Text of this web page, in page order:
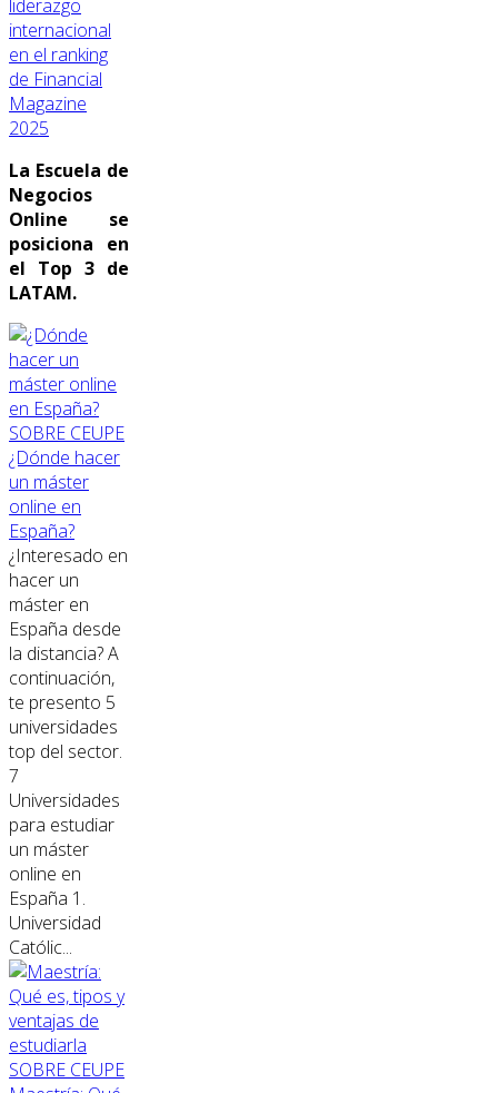
liderazgo
internacional
en el ranking
de Financial
Magazine
2025
La Escuela de
Negocios
Online se
posiciona en
el Top 3 de
LATAM.
SOBRE CEUPE
¿Dónde hacer
un máster
online en
España?
¿Interesado en
hacer un
máster en
España desde
la distancia? A
continuación,
te presento 5
universidades
top del sector.
7
Universidades
para estudiar
un máster
online en
España 1.
Universidad
Católic...
SOBRE CEUPE